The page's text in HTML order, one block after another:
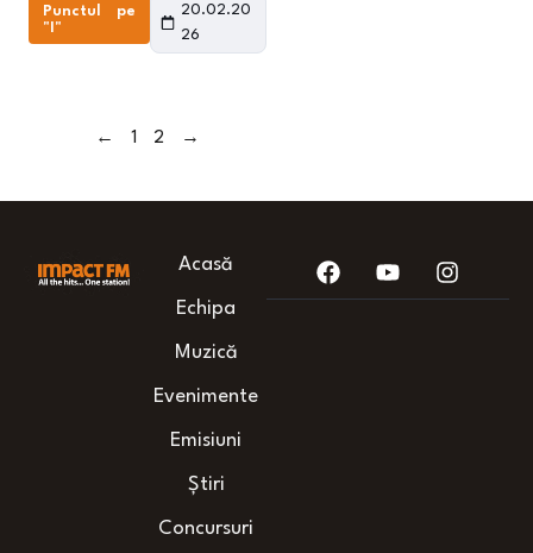
Punctul pe
"I"
20.02.20
26
← 1 2 →
Acasă
Echipa
Muzică
Evenimente
Emisiuni
Știri
Concursuri